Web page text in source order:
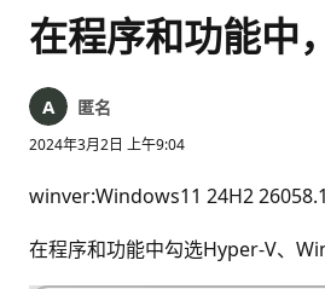
在程序和功能中
匿名
2024年3月2日 上午9:04
winver:Windows11 24H2
在程序和功能中勾选Hyper-V、